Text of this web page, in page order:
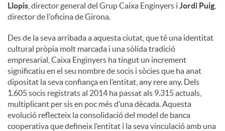
Llopis , director general del Grup Caixa Enginyers i Jordi Puig
director de l'oficina de Girona.
Des de la seva arribada a aquesta ciutat, que té una identitat
cultural pròpia molt marcada i una sòlida tradició
empresarial, Caixa Enginyers ha tingut un increment
significatiu en el seu nombre de socis i sòcies que ha anat
dipositat la seva confiança en l’entitat, any rere any. Dels
1.605 socis registrats al 2014 ha passat als 9.315 actuals,
multiplicant per sis en poc més d’una dècada. Aquesta
evolució reflecteix la consolidació del model de banca
cooperativa que defineix l’entitat i la seva vinculació amb una